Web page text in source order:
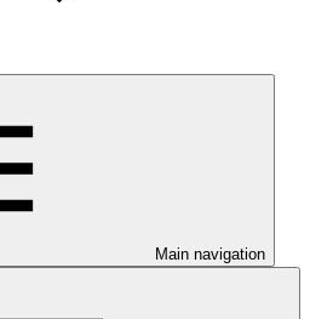
Main navigation